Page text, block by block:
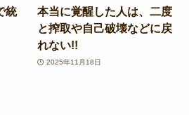
統
本当に覚醒した人は、二度
と搾取や自己破壊などに戻
れない!!
2025年11月18日